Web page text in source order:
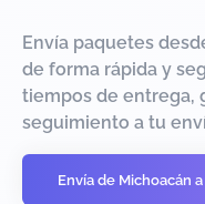
Envía paquetes
de forma rápida y
tiempos de entrega,
seguimiento a tu
Envía de Michoacán